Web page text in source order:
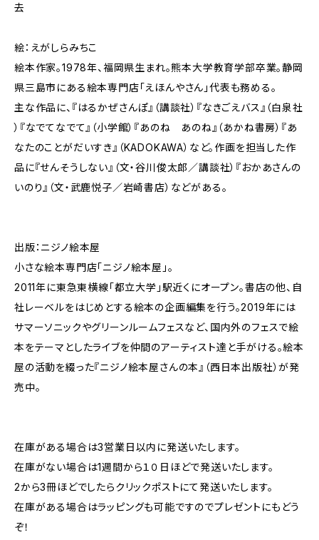
去
絵：えがしらみちこ
絵本作家。1978年、福岡県生まれ。熊本大学教育学部卒業。静岡
県三島市にある絵本専門店「えほんやさん」代表も務める。
主な作品に、『はるかぜさんぽ』（講談社）『なきごえバス』（白泉社
）『なでてなでて』（小学館）『あのね あのね』（あかね書房）『あ
なたのことがだいすき』（KADOKAWA）など。作画を担当した作
品に『せんそうしない』（文・谷川俊太郎／講談社）『おかあさんの
いのり』（文・武鹿悦子／岩崎書店）などがある。
出版：ニジノ絵本屋
小さな絵本専門店「ニジノ絵本屋」。
2011年に東急東横線「都立大学」駅近くにオープン。書店の他、自
社レーベルをはじめとする絵本の企画編集を行う。2019年には
サマーソニックやグリーンルームフェスなど、国内外のフェスで絵
本をテーマとしたライブを仲間のアーティスト達と手がける。絵本
屋の活動を綴った『ニジノ絵本屋さんの本』（西日本出版社）が発
売中。
在庫がある場合は3営業日以内に発送いたします。
在庫がない場合は1週間から１０日ほどで発送いたします。
2から3冊ほどでしたらクリックポストにて発送いたします。
在庫がある場合はラッピングも可能ですのでプレゼントにもどう
ぞ！